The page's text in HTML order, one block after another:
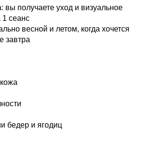
вы получаете уход и визуальное
1 сеанс
весной и летом, когда хочется
завтра
бедер и ягодиц